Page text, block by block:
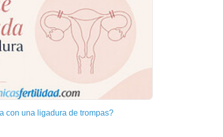
con una ligadura de trompas?